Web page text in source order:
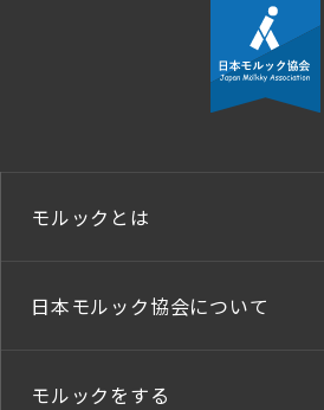
モルックとは
日本モルック協会について
モルックをする